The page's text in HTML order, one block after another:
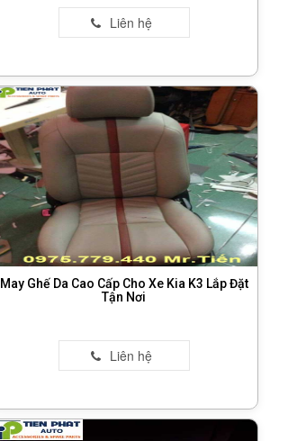
May Ghế Da Cao Cấp Cho Xe Kia K3 Lắp Đặt
Tận Nơi